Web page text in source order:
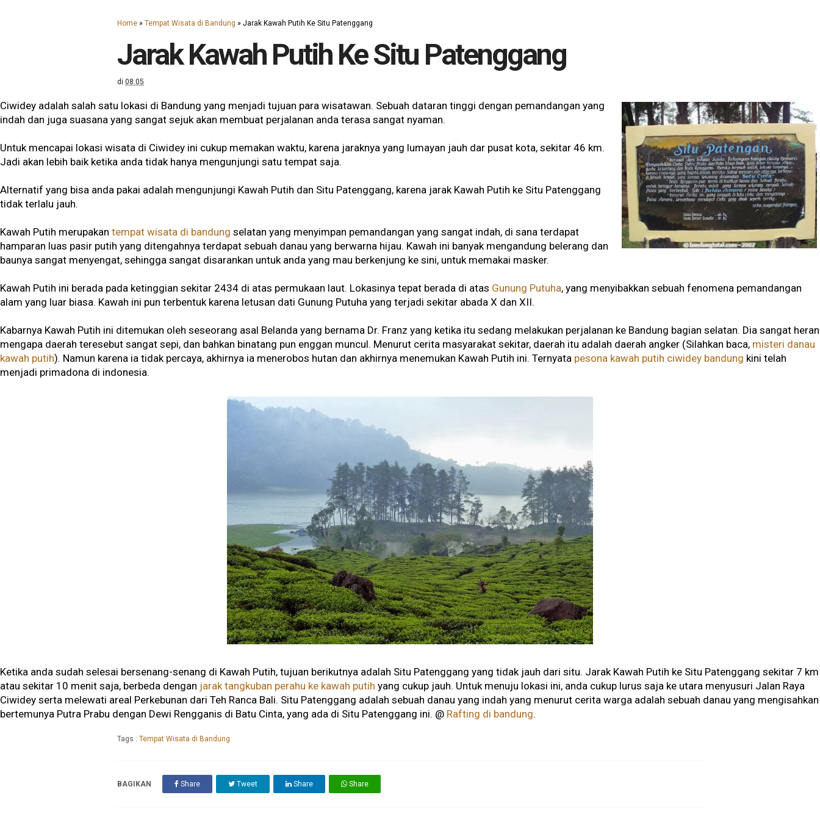
Home » Tempat Wisata di Bandung » Jarak Kawah Putih Ke Situ Patenggang
Jarak Kawah Putih Ke Situ Patenggang
di 08.05
Ciwidey adalah salah satu lokasi di Bandung yang menjadi tujuan para wisatawan. Sebuah dataran tinggi dengan pemandangan yang
indah dan juga suasana yang sangat sejuk akan membuat perjalanan anda terasa sangat nyaman.
Untuk mencapai lokasi wisata di Ciwidey ini cukup memakan waktu, karena jaraknya yang lumayan jauh dar pusat kota, sekitar 46 km.
Jadi akan lebih baik ketika anda tidak hanya mengunjungi satu tempat saja.
Alternatif yang bisa anda pakai adalah mengunjungi Kawah Putih dan Situ Patenggang, karena jarak Kawah Putih ke Situ Patenggang
tidak terlalu jauh.
Kawah Putih merupakan tempat wisata di bandung selatan yang menyimpan pemandangan yang sangat indah, di sana terdapat
hamparan luas pasir putih yang ditengahnya terdapat sebuah danau yang berwarna hijau. Kawah ini banyak mengandung belerang dan
baunya sangat menyengat, sehingga sangat disarankan untuk anda yang mau berkenjung ke sini, untuk memakai masker.
Kawah Putih ini berada pada ketinggian sekitar 2434 di atas permukaan laut. Lokasinya tepat berada di atas Gunung Putuha, yang menyibakkan sebuah fenomena pemandangan
alam yang luar biasa. Kawah ini pun terbentuk karena letusan dati Gunung Putuha yang terjadi sekitar abada X dan XII.
Kabarnya Kawah Putih ini ditemukan oleh seseorang asal Belanda yang bernama Dr. Franz yang ketika itu sedang melakukan perjalanan ke Bandung bagian selatan. Dia sangat heran
mengapa daerah teresebut sangat sepi, dan bahkan binatang pun enggan muncul. Menurut cerita masyarakat sekitar, daerah itu adalah daerah angker (Silahkan baca, misteri danau
kawah putih). Namun karena ia tidak percaya, akhirnya ia menerobos hutan dan akhirnya menemukan Kawah Putih ini. Ternyata pesona kawah putih ciwidey bandung kini telah
menjadi primadona di indonesia.
Ketika anda sudah selesai bersenang-senang di Kawah Putih, tujuan berikutnya adalah Situ Patenggang yang tidak jauh dari situ. Jarak Kawah Putih ke Situ Patenggang sekitar 7 km
atau sekitar 10 menit saja, berbeda dengan jarak tangkuban perahu ke kawah putih yang cukup jauh. Untuk menuju lokasi ini, anda cukup lurus saja ke utara menyusuri Jalan Raya
Ciwidey serta melewati areal Perkebunan dari Teh Ranca Bali. Situ Patenggang adalah sebuah danau yang indah yang menurut cerita warga adalah sebuah danau yang mengisahkan
bertemunya Putra Prabu dengan Dewi Rengganis di Batu Cinta, yang ada di Situ Patenggang ini. @ Rafting di bandung.
Tags : Tempat Wisata di Bandung
BAGIKAN Share Tweet Share Share